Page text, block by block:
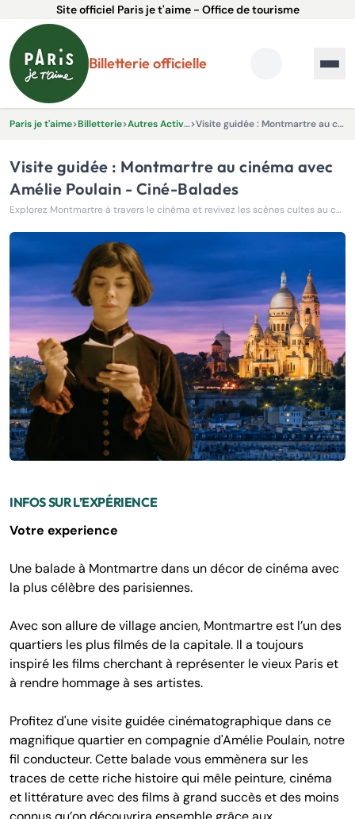
Site officiel Paris je t'aime - Office de tourisme
Billetterie officielle
Paris je t'aime>Billetterie> Autres Activités & Expériences> Visite guidée : Montmartre au cinéma avec Amélie Poulain - Ciné-Balades
Visite guidée : Montmartre au cinéma avec
Amélie Poulain - Ciné-Balades
Explorez Montmartre à travers le cinéma et revivez les scènes cultes au cœur de ses rues emblématiques !
INFOS SUR L’EXPÉRIENCE
Votre experience
Une balade à Montmartre dans un décor de cinéma avec
la plus célèbre des parisiennes.
Avec son allure de village ancien, Montmartre est l’un des
quartiers les plus filmés de la capitale. Il a toujours
inspiré les films cherchant à représenter le vieux Paris et
à rendre hommage à ses artistes.
Profitez d'une visite guidée cinématographique dans ce
magnifique quartier en compagnie d'Amélie Poulain, notre
fil conducteur. Cette balade vous emmènera sur les
traces de cette riche histoire qui mêle peinture, cinéma
et littérature avec des films à grand succès et des moins